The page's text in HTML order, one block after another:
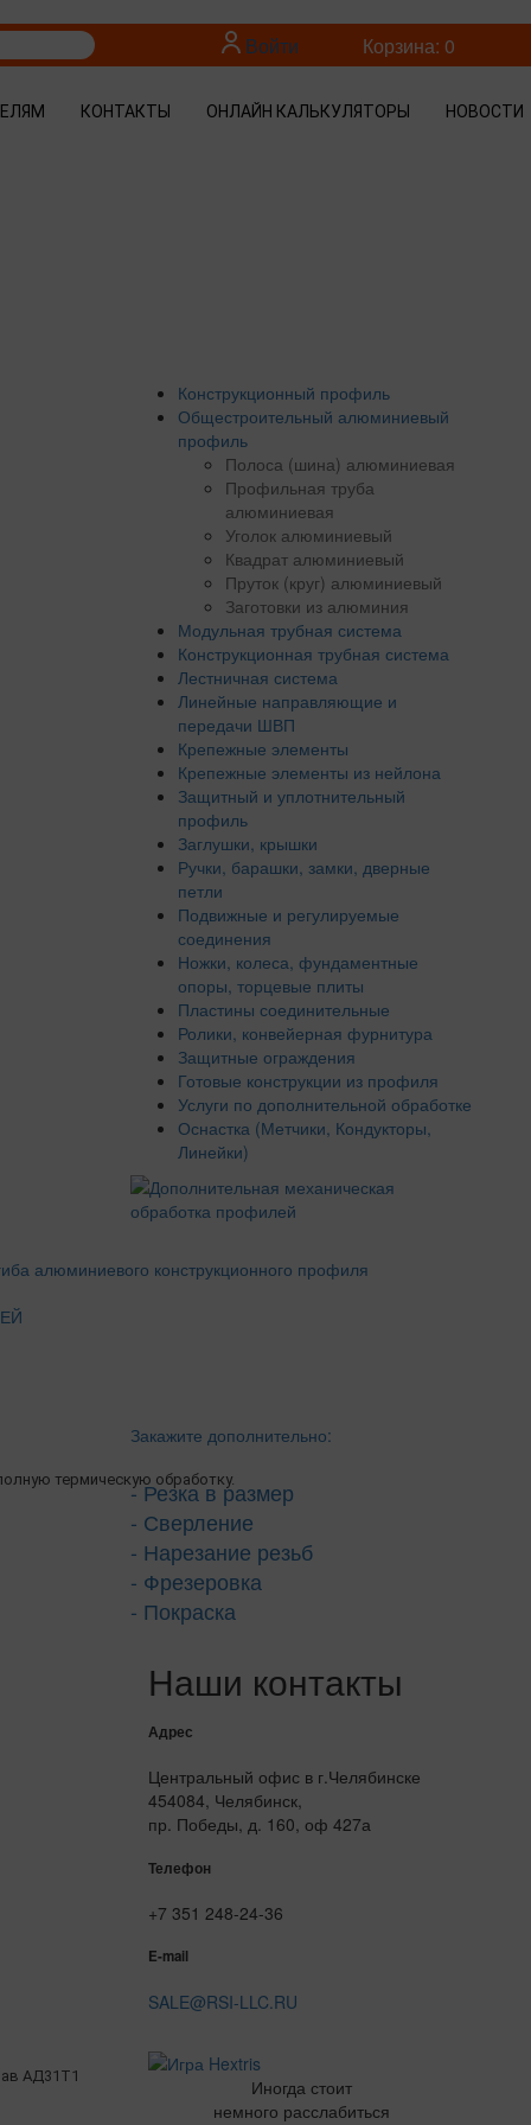
Войти Корзина: 0
КОНТАКТЫ ОНЛАЙН КАЛЬКУЛЯТОРЫ НОВОСТИ
термическую обработку.
АД31Т1
Конструкционный профиль
Общестроительный алюминиевый
профиль
Полоса (шина) алюминиевая
Профильная труба
алюминиевая
Уголок алюминиевый
Квадрат алюминиевый
Пруток (круг) алюминиевый
Заготовки из алюминия
Модульная трубная система
Конструкционная трубная система
Лестничная система
Линейные направляющие и
передачи ШВП
Крепежные элементы
Крепежные элементы из нейлона
Защитный и уплотнительный
профиль
Заглушки, крышки
Ручки, барашки, замки, дверные
петли
Подвижные и регулируемые
соединения
Ножки, колеса, фундаментные
опоры, торцевые плиты
Пластины соединительные
Ролики, конвейерная фурнитура
Защитные ограждения
Готовые конструкции из профиля
Услуги по дополнительной обработке
Оснастка (Метчики, Кондукторы,
Линейки)
Закажите дополнительно:
- Резка в размер
- Сверление
- Нарезание резьб
- Фрезеровка
- Покраска
Наши контакты
Адрес
Центральный офис в г.Челябинске
454084, Челябинск,
пр. Победы, д. 160, оф 427а
Телефон
+7 351 248-24-36
E-mail
SALE@RSI-LLC.RU
Иногда стоит
немного расслабиться